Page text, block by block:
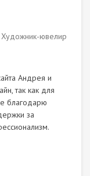
Художник-ювелир
Андрея и
так как для
благодарю
за